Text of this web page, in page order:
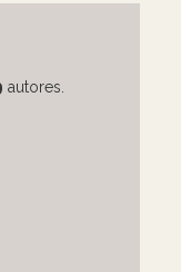
autores.